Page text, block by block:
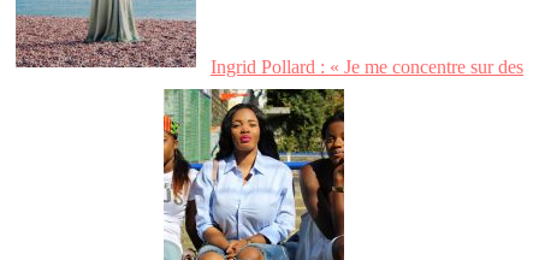
Ingrid Pollard : « Je me concentre sur des